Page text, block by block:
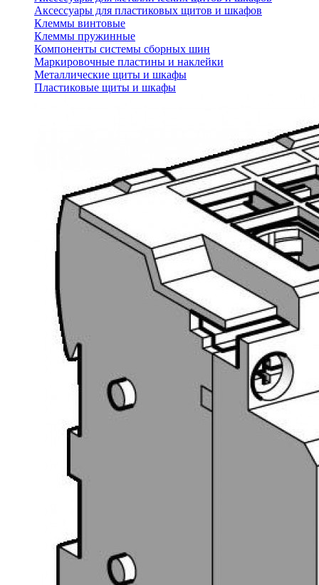
Аксессуары для пластиковых щитов и шкафов
Клеммы винтовые
Клеммы пружинные
Компоненты системы сборных шин
Маркировочные пластины и наклейки
Металлические щиты и шкафы
Пластиковые щиты и шкафы